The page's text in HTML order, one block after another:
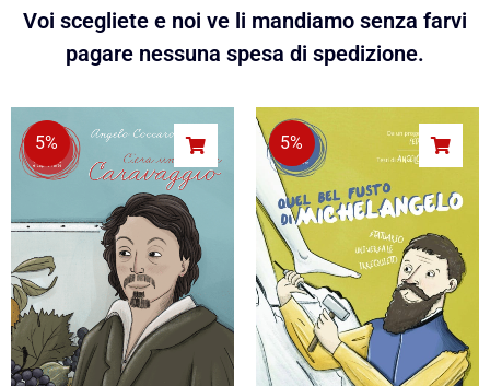
Voi scegliete e noi ve li mandiamo senza farvi
pagare nessuna spesa di spedizione.
5% 5%